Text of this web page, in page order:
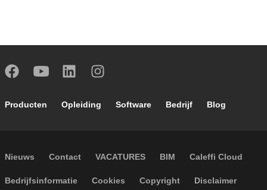
Footer main navigation
Producten Opleiding Software Bedrijf Blog
Footer secondary navigation
Nieuws Contact VACATURES BIM Caleffi Cloud
Footer menu
Bedrijfsinformatie Cookies Copyright Disclaimer